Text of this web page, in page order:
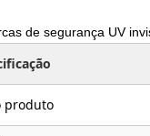
de segurança UV
produto